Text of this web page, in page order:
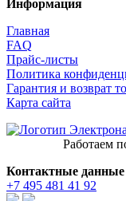
Информация
Главная
FAQ
Прайс-листы
Политика
Гарантия и возврат
Карта сайта
Работаем
Контактные данные
+7 495 481 41 92